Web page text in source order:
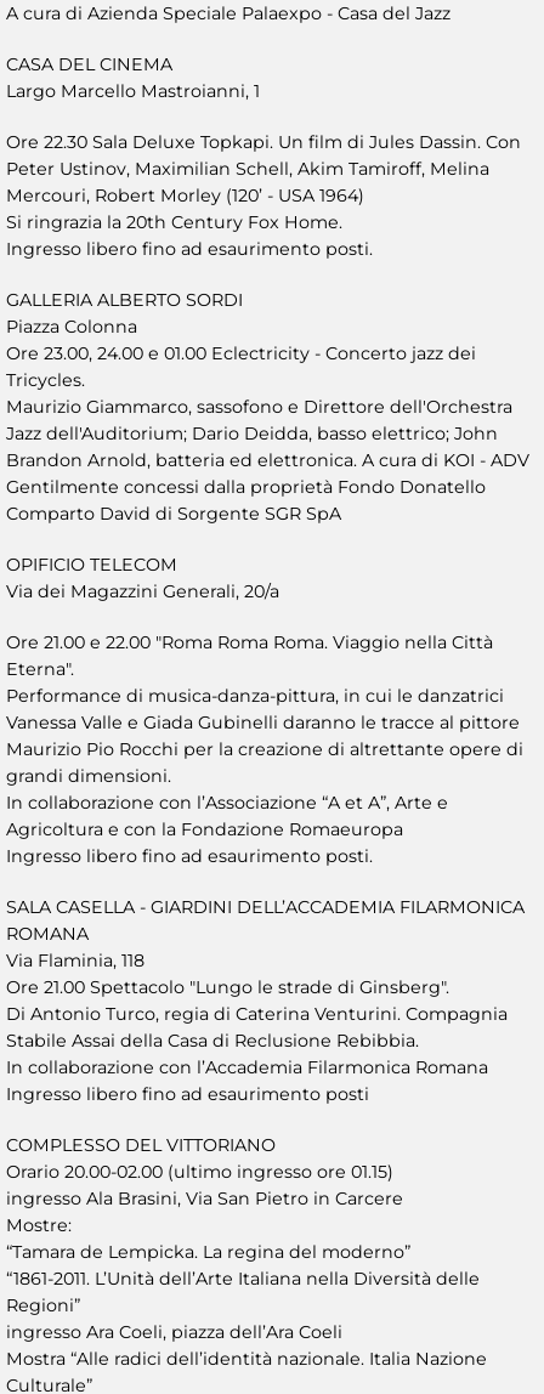
A cura di Azienda Speciale Palaexpo - Casa del Jazz
CASA DEL CINEMA
Largo Marcello Mastroianni, 1
Ore 22.30 Sala Deluxe Topkapi. Un film di Jules Dassin. Con
Peter Ustinov, Maximilian Schell, Akim Tamiroff, Melina
Mercouri, Robert Morley (120’ - USA 1964)
Si ringrazia la 20th Century Fox Home.
Ingresso libero fino ad esaurimento posti.
GALLERIA ALBERTO SORDI
Piazza Colonna
Ore 23.00, 24.00 e 01.00 Eclectricity - Concerto jazz dei
Tricycles.
Maurizio Giammarco, sassofono e Direttore dell'Orchestra
Jazz dell'Auditorium; Dario Deidda, basso elettrico; John
Brandon Arnold, batteria ed elettronica. A cura di KOI - ADV
Gentilmente concessi dalla proprietà Fondo Donatello
Comparto David di Sorgente SGR SpA
OPIFICIO TELECOM
Via dei Magazzini Generali, 20/a
Ore 21.00 e 22.00 "Roma Roma Roma. Viaggio nella Città
Eterna".
Performance di musica-danza-pittura, in cui le danzatrici
Vanessa Valle e Giada Gubinelli daranno le tracce al pittore
Maurizio Pio Rocchi per la creazione di altrettante opere di
grandi dimensioni.
In collaborazione con l’Associazione “A et A”, Arte e
Agricoltura e con la Fondazione Romaeuropa
Ingresso libero fino ad esaurimento posti.
SALA CASELLA - GIARDINI DELL’ACCADEMIA FILARMONICA
ROMANA
Via Flaminia, 118
Ore 21.00 Spettacolo "Lungo le strade di Ginsberg".
Di Antonio Turco, regia di Caterina Venturini. Compagnia
Stabile Assai della Casa di Reclusione Rebibbia.
In collaborazione con l’Accademia Filarmonica Romana
Ingresso libero fino ad esaurimento posti
COMPLESSO DEL VITTORIANO
Orario 20.00-02.00 (ultimo ingresso ore 01.15)
ingresso Ala Brasini, Via San Pietro in Carcere
Mostre:
“Tamara de Lempicka. La regina del moderno”
“1861-2011. L’Unità dell’Arte Italiana nella Diversità delle
Regioni”
ingresso Ara Coeli, piazza dell’Ara Coeli
Mostra “Alle radici dell’identità nazionale. Italia Nazione
Culturale”